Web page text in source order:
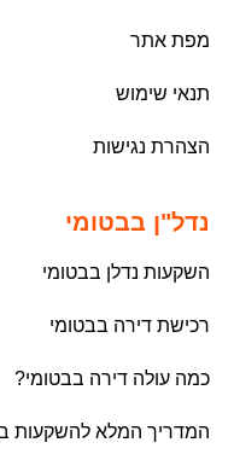
מפת אתר
תנאי שימוש
הצהרת נגישות
נדל"ן בבטומי
השקעות נדלן בבטומי
רכישת דירה בבטומי
כמה עולה דירה בבטומי?
המדריך המלא להשקעות